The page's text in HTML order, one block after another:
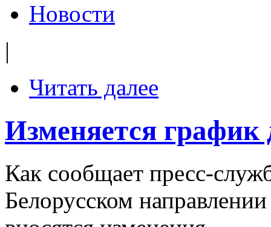
Новости
|
Читать далее
Изменяется график
Как сообщает пресс-
Белорусском